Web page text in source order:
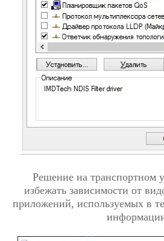
Решение на транспортном
избежать зависимости от
приложений, используемых в